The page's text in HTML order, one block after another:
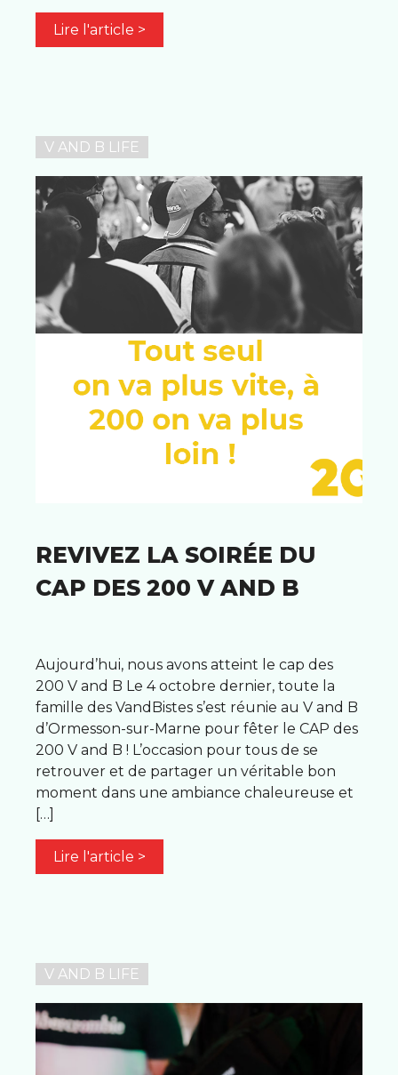
Lire l'article >
V AND B LIFE
REVIVEZ LA SOIRÉE DU
CAP DES 200 V AND B
Aujourd’hui, nous avons atteint le cap des
200 V and B Le 4 octobre dernier, toute la
famille des VandBistes s’est réunie au V and B
d’Ormesson-sur-Marne pour fêter le CAP des
200 V and B ! L’occasion pour tous de se
retrouver et de partager un véritable bon
moment dans une ambiance chaleureuse et
[…]
Lire l'article >
V AND B LIFE